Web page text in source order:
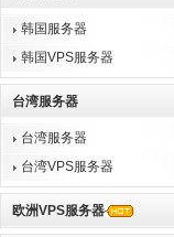
韩国服务器
韩国VPS服务器
台湾服务器
台湾服务器
台湾VPS服务器
欧洲VPS服务器